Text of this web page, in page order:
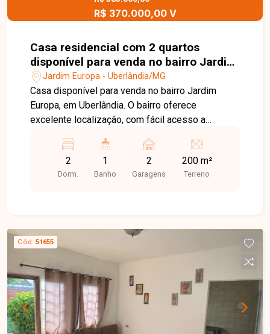
R$ 370.000,00 V
Casa residencial com 2 quartos
disponível para venda no bairro Jardim
Europa em Uberlândia-MG
Jardim Europa - Uberlândia/MG
Casa disponível para venda no bairro Jardim
Europa, em Uberlândia. O bairro oferece
excelente localização, com fácil acesso a
supermercados, escolas, farmácias e diversos
serviços que proporcionam praticidade, conforto
e qualidade de vida para toda a família. Casa com
serviço, quintal amplo e 02 vagas de garagem.
Um imóvel ideal para quem busca conforto,
praticidade e espaço em uma região tranquila e
valorizada. Uma excelente oportunidade para
morar bem em Uberlândia. Entre em contato e
agende sua visita para conhecer este imóvel.
2
Dorm.
1
Banho
2
Garagens
200 m²
Terreno
Cód. 51655